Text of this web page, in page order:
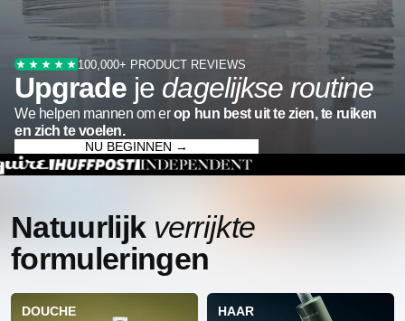
Upgrade je dagelijkse routine
We helpen mannen om erop hun best uit te zien, te ruiken
en zich te voelen.
NU BEGINNEN →
Natuurlijk verrijkte
formuleringen
DOUCHE HAAR